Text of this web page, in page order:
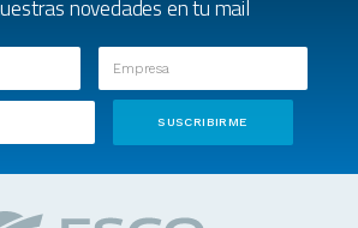
novedades en tu mail